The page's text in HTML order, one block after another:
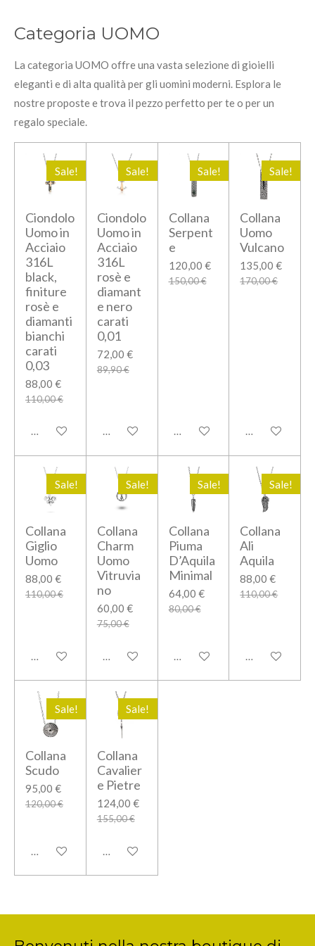
Categoria UOMO
La categoria UOMO offre una vasta selezione di gioielli
eleganti e di alta qualità per gli uomini moderni. Esplora le
nostre proposte e trova il pezzo perfetto per te o per un
regalo speciale.
Sale!
Ciondolo
Uomo in
Acciaio
316L
black,
finiture
rosè e
diamanti
bianchi
carati
0,03
88,00 €
110,00 €
Aggiungi al carrello
Sale!
Ciondolo
Uomo in
Acciaio
316L
rosè e
diamant
e nero
carati
0,01
72,00 €
89,90 €
Aggiungi al carrello
Sale!
Collana
Serpent
e
120,00 €
150,00 €
Aggiungi al carrello
Sale!
Collana
Uomo
Vulcano
135,00 €
170,00 €
Aggiungi al
Sale!
Collana
Giglio
Uomo
88,00 €
110,00 €
Aggiungi al carrello
Sale!
Collana
Charm
Uomo
Vitruvia
no
60,00 €
75,00 €
Aggiungi al carrello
Sale!
Collana
Piuma
D’Aquila
Minimal
64,00 €
80,00 €
Aggiungi al carrello
Sale!
Collana
Ali
Aquila
88,00 €
110,00 €
Aggiungi al
Sale!
Collana
Scudo
95,00 €
120,00 €
Aggiungi al carrello
Sale!
Collana
Cavalier
e Pietre
124,00 €
155,00 €
Aggiungi al carrello